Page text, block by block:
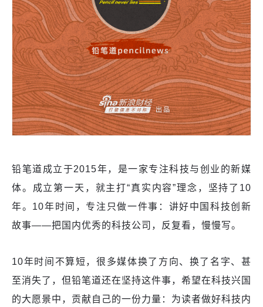
铅笔道成立于2015年，是一家专注科技与创业的新媒
体。成立第一天，就主打“真实内容”理念，坚持了10
年。10年时间，专注只做一件事：讲好中国科技创新
故事——把国内优秀的科技公司，反复看，慢慢写。
10年时间不算短，很多媒体换了方向、换了名字、甚
至消失了，但铅笔道还在坚持这件事，希望在科技兴国
的大愿景中，贡献自己的一份力量：为读者做好科技内